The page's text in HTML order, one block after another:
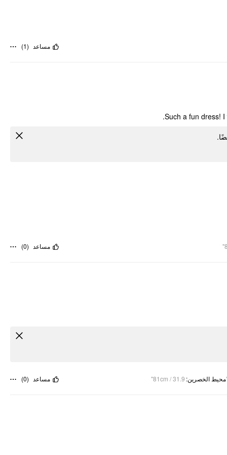
مساعد (
1
)
Such a fun dress!
مساعد (
0
)
محيط الخصرين:
81cm / 31.9" مساعد (
0
)